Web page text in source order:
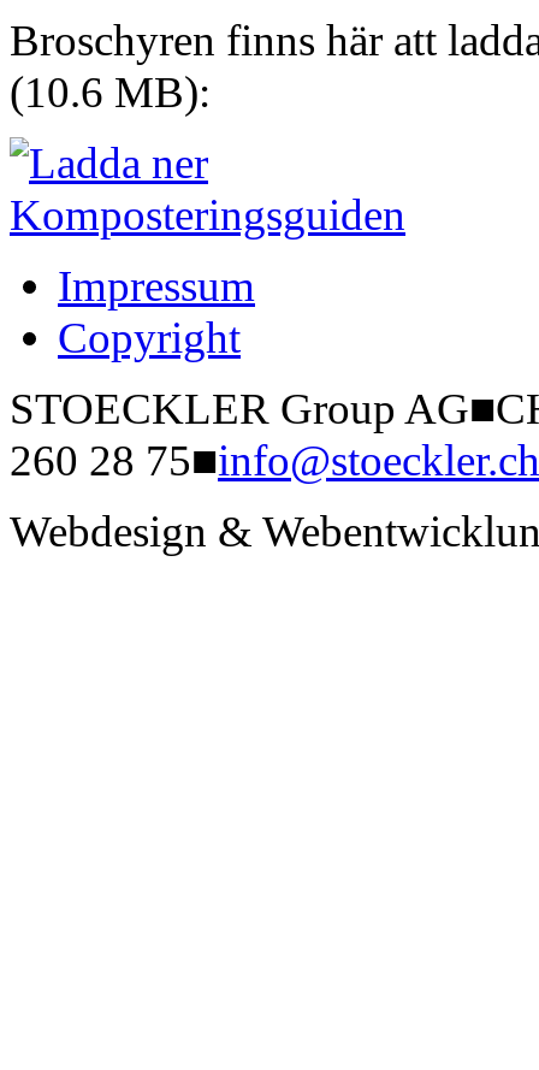
Broschyren finns här att
(10.6 MB):
Impressum
Copyright
STOECKLER Group AG■
260 28 75■info@stoeckler.ch
Webdesign &